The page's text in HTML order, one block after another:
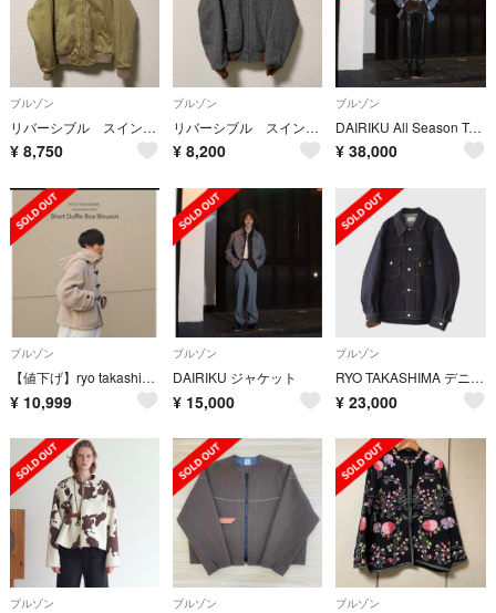
ブルゾン
リバーシブル スイングトップ
¥ 8,750
ブルゾン
リバーシブル スイングトップ
¥ 8,200
ブルゾン
DAIRIKU All Season Tour Melton Jacket
¥ 38,000
ブルゾン
【値下げ】ryo takashima ショート ダッフル ボア ブルゾン
¥ 10,999
ブルゾン
DAIRIKU ジャケット
¥ 15,000
ブルゾン
RYO TAKASHIMA デニムジャケット ryo takashima
¥ 23,000
ブルゾン ブルゾン ブルゾン